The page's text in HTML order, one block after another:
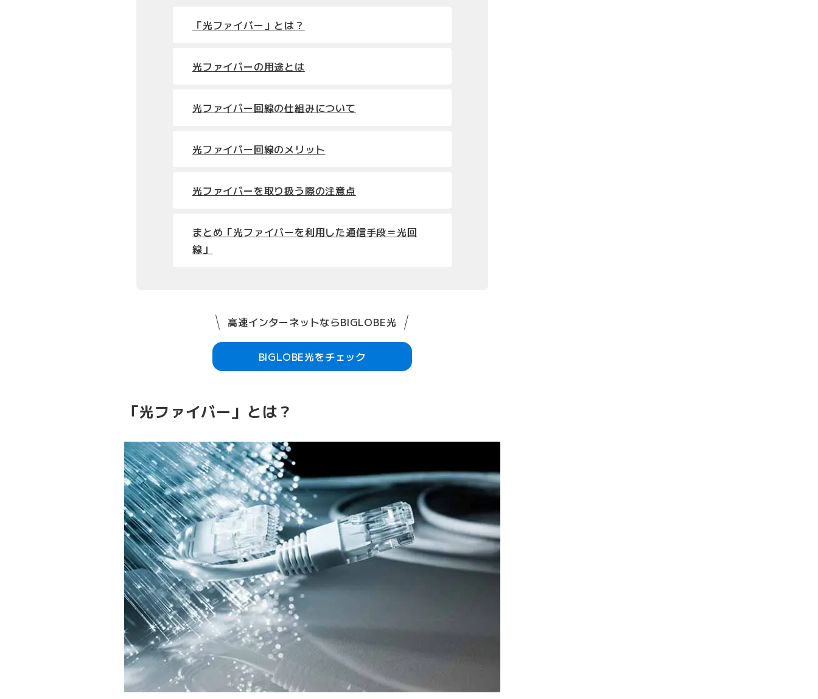
「光ファイバー」とは？
光ファイバーの用途とは
光ファイバー回線の仕組みについて
光ファイバー回線のメリット
光ファイバーを取り扱う際の注意点
まとめ「光ファイバーを利用した通信手段＝光回
線」
高速インターネットならBIGLOBE光
BIGLOBE光をチェック
「光ファイバー」とは？